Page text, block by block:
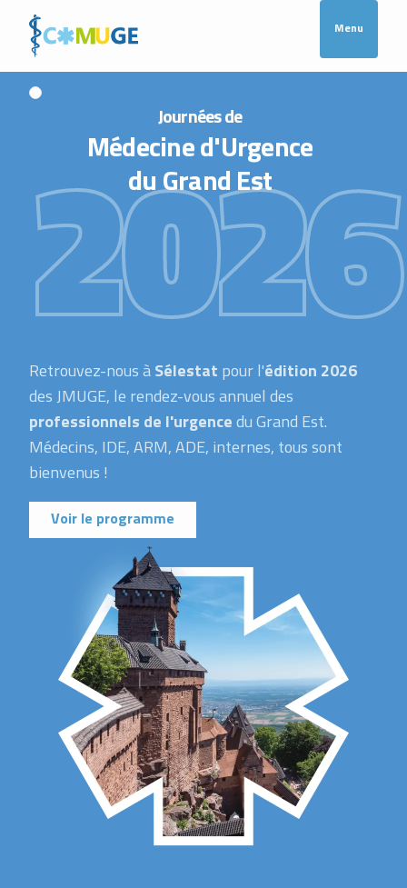
Menu
Journées de
Médecine d'Urgence
du Grand Est
2026
Retrouvez-nous à Sélestat pour l'édition 2026
des JMUGE, le rendez-vous annuel des
professionnels de l'urgence du Grand Est.
Médecins, IDE, ARM, ADE, internes, tous sont
bienvenus !
Voir le programme